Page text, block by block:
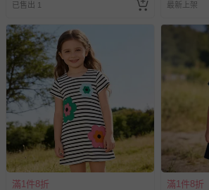
已售出 1 最新上架
滿1件8折 滿1件8折